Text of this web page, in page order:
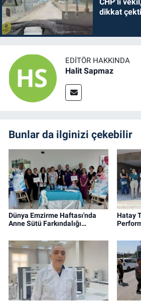
CHP’li
dikkat
EDITÖR HAKKINDA
Halit Sapmaz
Bunlar da ilginizi çekebilir
Dünya Emzirme Haftası'nda
Anne Sütü Farkındalığı…
Hatay